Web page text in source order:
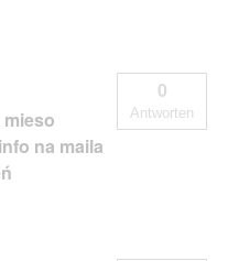
na maila
0
Antworten